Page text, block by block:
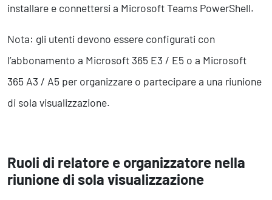
installare e connettersi a Microsoft Teams PowerShell.
Nota: gli utenti devono essere configurati con
l’abbonamento a Microsoft 365 E3 / E5 o a Microsoft
365 A3 / A5 per organizzare o partecipare a una riunione
di sola visualizzazione.
Ruoli di relatore e organizzatore nella
riunione di sola visualizzazione